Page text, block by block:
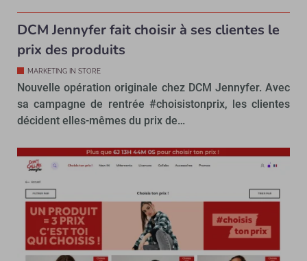
DCM Jennyfer fait choisir à ses clientes le
prix des produits
MARKETING IN STORE
Nouvelle opération originale chez DCM Jennyfer. Avec
sa campagne de rentrée #choisistonprix, les clientes
décident elles-mêmes du prix de…